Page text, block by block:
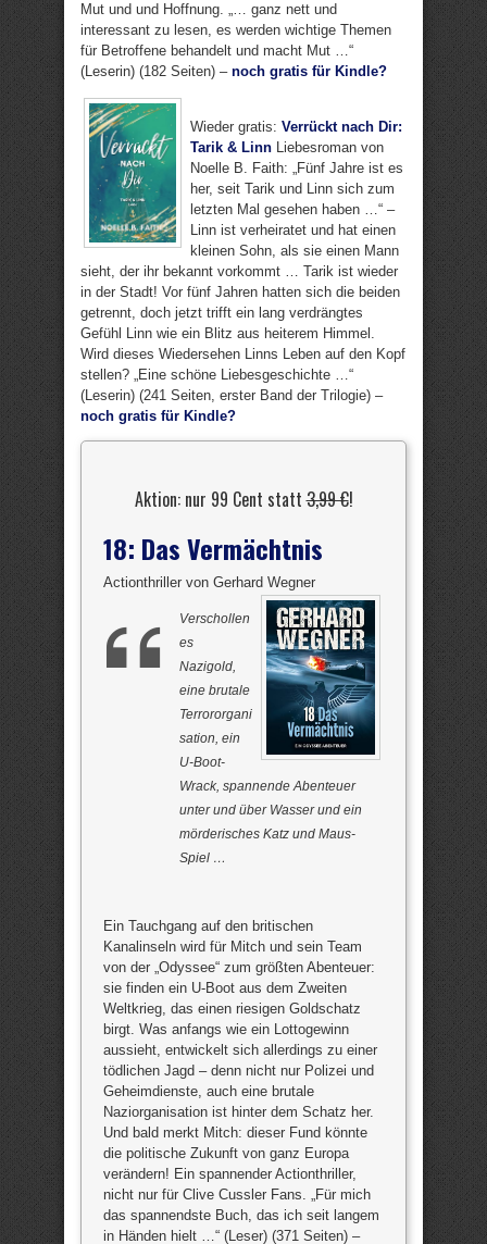
Mut und und Hoffnung. „… ganz nett und
interessant zu lesen, es werden wichtige Themen
für Betroffene behandelt und macht Mut …“
(Leserin) (182 Seiten) – noch gratis für Kindle?
Wieder gratis: Verrückt nach Dir:
Tarik & Linn Liebesroman von
Noelle B. Faith: „Fünf Jahre ist es
her, seit Tarik und Linn sich zum
letzten Mal gesehen haben …“ –
Linn ist verheiratet und hat einen
kleinen Sohn, als sie einen Mann
sieht, der ihr bekannt vorkommt … Tarik ist wieder
in der Stadt! Vor fünf Jahren hatten sich die beiden
getrennt, doch jetzt trifft ein lang verdrängtes
Gefühl Linn wie ein Blitz aus heiterem Himmel.
Wird dieses Wiedersehen Linns Leben auf den Kopf
stellen? „Eine schöne Liebesgeschichte …“
(Leserin) (241 Seiten, erster Band der Trilogie) –
noch gratis für Kindle?
Aktion: nur 99 Cent statt3,99 €!
18: Das Vermächtnis
Actionthriller von Gerhard Wegner
Verschollen
es
Nazigold,
eine brutale
Terrororgani
sation, ein
U-Boot-
Wrack, spannende Abenteuer
unter und über Wasser und ein
mörderisches Katz und Maus-
Spiel …
Ein Tauchgang auf den britischen
Kanalinseln wird für Mitch und sein Team
von der „Odyssee“ zum größten Abenteuer:
sie finden ein U-Boot aus dem Zweiten
Weltkrieg, das einen riesigen Goldschatz
birgt. Was anfangs wie ein Lottogewinn
aussieht, entwickelt sich allerdings zu einer
tödlichen Jagd – denn nicht nur Polizei und
Geheimdienste, auch eine brutale
Naziorganisation ist hinter dem Schatz her.
Und bald merkt Mitch: dieser Fund könnte
die politische Zukunft von ganz Europa
verändern! Ein spannender Actionthriller,
nicht nur für Clive Cussler Fans. „Für mich
das spannendste Buch, das ich seit langem
in Händen hielt …“ (Leser) (371 Seiten) –